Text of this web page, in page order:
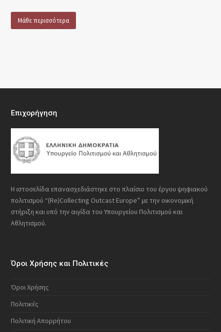
Μάθε περισσότερα
Επιχορήγηση
Η ιστοσελίδα επανασχεδιάστηκε στο πλαίσιο του έργου ψηφιακού
πολιτισμού “(Re)Collecting Outcast Europe” με την οικονομική
στήριξη και υπό την αιγίδα του Υπουργείου Πολιτισμού και
Αθλητισμού.
Όροι Χρήσης και Πολιτικές
Όροι Χρήσης
Πολιτικές
Πολιτική Απορρήτου